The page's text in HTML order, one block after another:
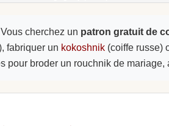
Vous cherchez un patron gratuit de
fabriquer un kokoshnik (coiffe russe)
pour broder un rouchnik de